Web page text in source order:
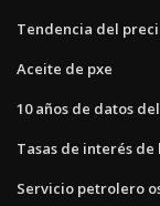
Tendencia del
Aceite de pxe
10 años de datos
Tasas de interés
Servicio petrolero